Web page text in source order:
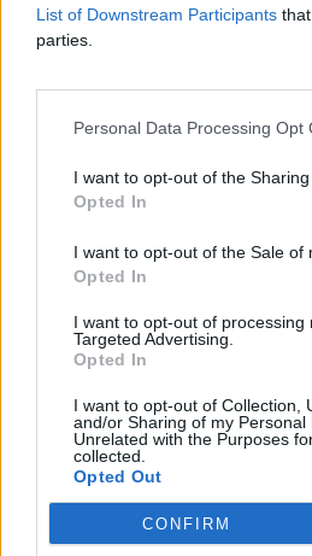
List of Downstream Participants
parties.
Personal Data Processing Opt
I want to opt-out of the
Opted In
I want to opt-out of the Sale of
Opted In
I want to opt-out of processing
Targeted Advertising.
Opted In
I want to opt-out of Collection,
and/or Sharing of my Personal
Unrelated with the Purposes
collected.
Opted Out
CONFIRM
Międzynarodowa Federacja Piłki
powracającą falę krytyki. Światowa
dezinformację oraz próby podważenia
nieprawidłowościach.
Dzisiaj 13:05
Reklama